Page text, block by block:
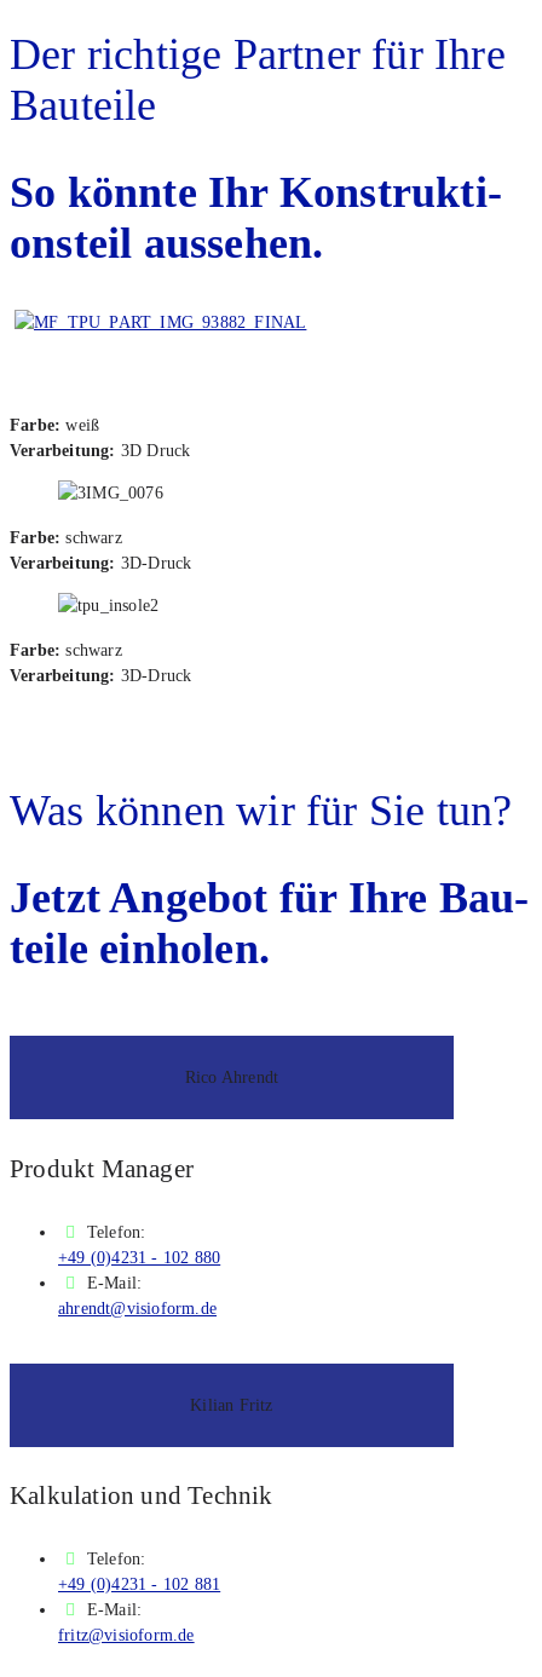
Der rich­ti­ge Part­ner für Ihre
Bau­tei­le
So könn­te Ihr Kon­struk­ti­
ons­teil aus­se­hen.
Far­be: weiß
Ver­ar­bei­tung: 3D Druck
Far­be: schwarz
Ver­ar­bei­tung: 3D-Druck
Far­be: schwarz
Ver­ar­bei­tung: 3D-Druck
Was kön­nen wir für Sie tun?
Jetzt Ange­bot für Ihre Bau­
tei­le ein­ho­len.
Rico Ahrendt
Pro­dukt Mana­ger
Tele­fon:
+49 (0)4231 - 102 880
E-Mail:
ahrendt@visioform.de
Kili­an Fritz
Kal­ku­la­ti­on und Tech­nik
Tele­fon:
+49 (0)4231 - 102 881
E-Mail:
fritz@visioform.de